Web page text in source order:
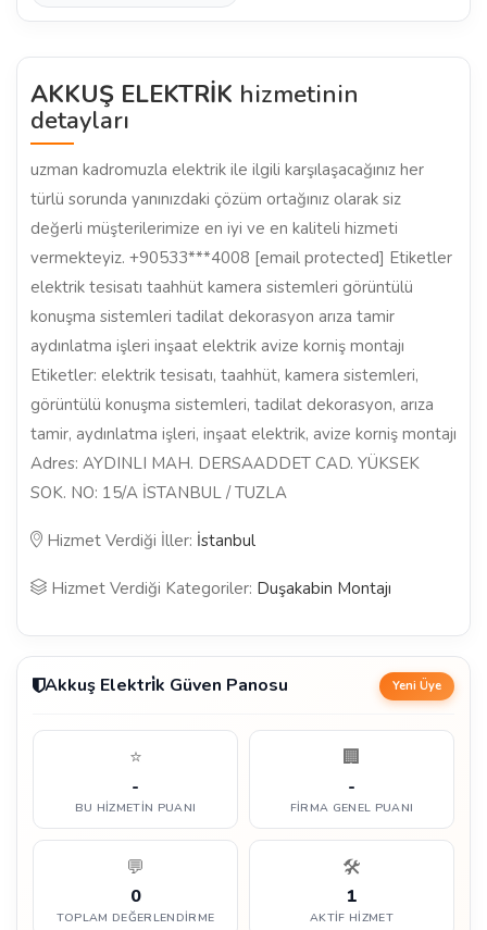
AKKUŞ ELEKTRİK hizmetinin
detayları
uzman kadromuzla elektrik ile ilgili karşılaşacağınız her
türlü sorunda yanınızdaki çözüm ortağınız olarak siz
değerli müşterilerimize en iyi ve en kaliteli hizmeti
vermekteyiz. +90533***4008 [email protected] Etiketler
elektrik tesisatı taahhüt kamera sistemleri görüntülü
konuşma sistemleri tadilat dekorasyon arıza tamir
aydınlatma işleri inşaat elektrik avize korniş montajı
Etiketler: elektrik tesisatı, taahhüt, kamera sistemleri,
görüntülü konuşma sistemleri, tadilat dekorasyon, arıza
tamir, aydınlatma işleri, inşaat elektrik, avize korniş montajı
Adres: AYDINLI MAH. DERSAADDET CAD. YÜKSEK
SOK. NO: 15/A İSTANBUL / TUZLA
Hizmet Verdiği İller: İstanbul
Hizmet Verdiği Kategoriler: Duşakabin Montajı
Akkuş Elektri̇k Güven Panosu Yeni Üye
⭐
-
BU HIZMETIN PUANI
🏢
-
FIRMA GENEL PUANI
💬
0
TOPLAM DEĞERLENDIRME
🛠️
1
AKTIF HIZMET